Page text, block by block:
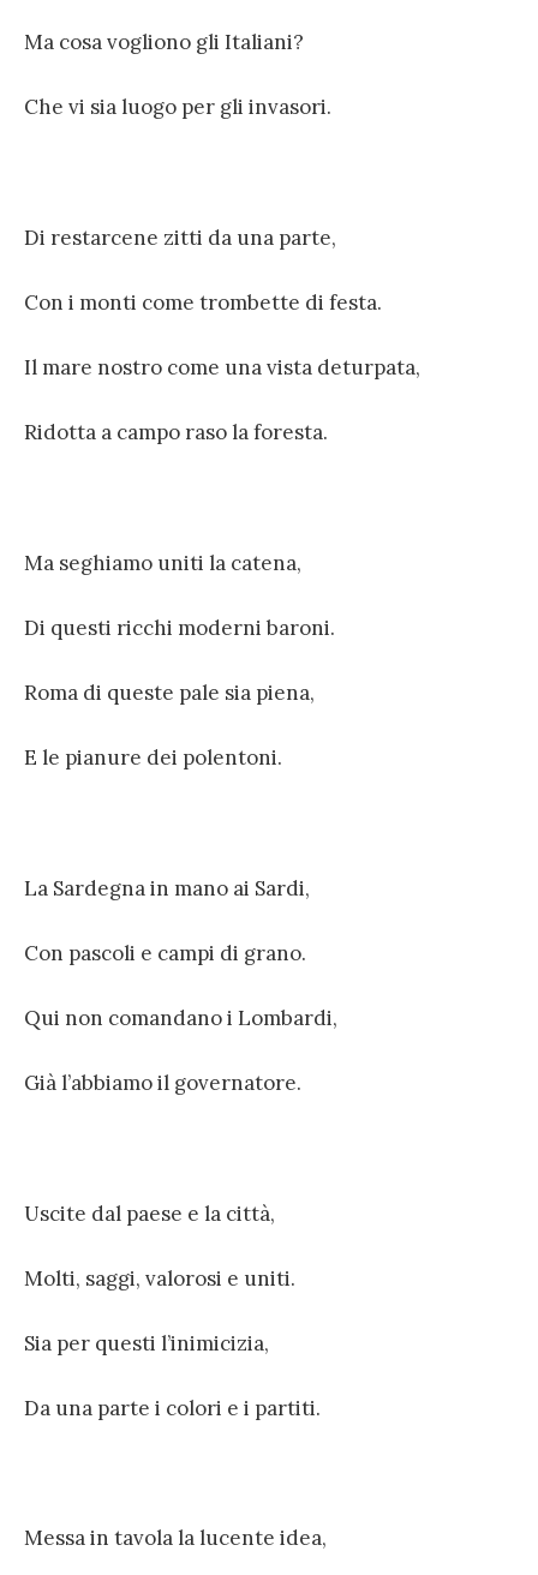
Ma cosa vogliono gli Italiani?
Che vi sia luogo per gli invasori.
Di restarcene zitti da una parte,
Con i monti come trombette di festa.
Il mare nostro come una vista deturpata,
Ridotta a campo raso la foresta.
Ma seghiamo uniti la catena,
Di questi ricchi moderni baroni.
Roma di queste pale sia piena,
E le pianure dei polentoni.
La Sardegna in mano ai Sardi,
Con pascoli e campi di grano.
Qui non comandano i Lombardi,
Già l’abbiamo il governatore.
Uscite dal paese e la città,
Molti, saggi, valorosi e uniti.
Sia per questi l’inimicizia,
Da una parte i colori e i partiti.
Messa in tavola la lucente idea,